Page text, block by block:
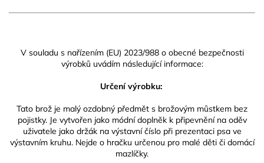
V souladu s nařízením (EU) 2023/988 o obecné bezpečnosti
výrobků uvádím následující informace:
Určení výrobku:
Tato brož je malý ozdobný předmět s brožovým můstkem bez
pojistky. Je vytvořen jako módní doplněk k připevnění na oděv
uživatele jako držák na výstavní číslo při prezentaci psa ve
výstavním kruhu. Nejde o hračku určenou pro malé děti či domácí
mazlíčky.